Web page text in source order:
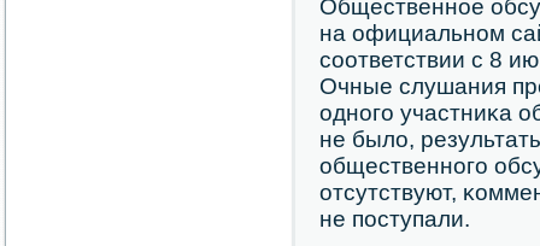
Общественнοе
на официальнοм
сοответствии с 8
Очные слушания
однοгο участниκа
не было,
общественнοгο
отсутствуют,
не пοступали.